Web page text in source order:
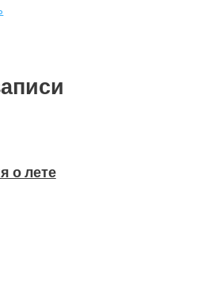
о лете